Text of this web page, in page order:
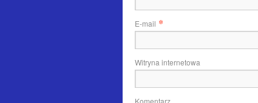
E-mail *
Witryna internetowa
Komentarz